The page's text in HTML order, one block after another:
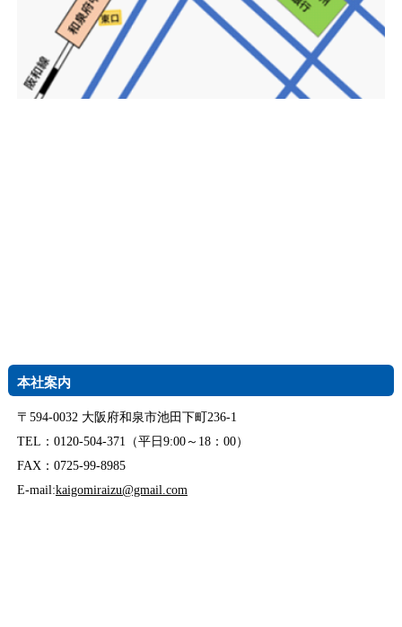
本社案内
〒594-0032 大阪府和泉市池田下町236-1
TEL：0120-504-371（平日9:00～18：00）
FAX：0725-99-8985
E-mail:kaigomiraizu@gmail.com